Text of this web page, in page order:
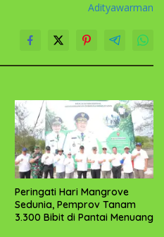
Adityawarman
Peringati Hari Mangrove
Sedunia, Pemprov Tanam
3.300 Bibit di Pantai Menuang